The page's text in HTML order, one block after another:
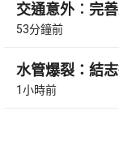
交通意外︰完
53分鐘前
水管爆裂：結
1小時前